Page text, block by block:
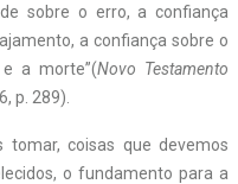
sobre o erro, a confiança
a confiança sobre o
a morte”(Novo Testamento
p. 289).
tomar, coisas que devemos
o fundamento para a